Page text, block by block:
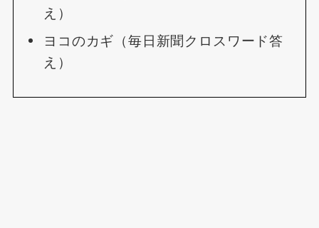
え）
ヨコのカギ（毎日新聞クロスワード答
え）